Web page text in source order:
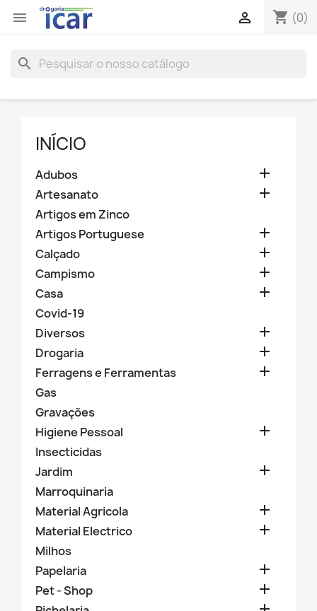
 shopping_cart (0)

search
INÍCIO
Adubos 
Artesanato 
Artigos em Zinco
Artigos Portuguese

Calçado 
Campismo 
Casa 
Covid-19
Diversos

Drogaria 
Ferragens e Ferramentas 
Gas
Gravações
Higiene Pessoal

Insecticidas
Jardim

Marroquinaria
Material Agricola

Material Electrico 
Milhos
Papelaria

Pet - Shop 